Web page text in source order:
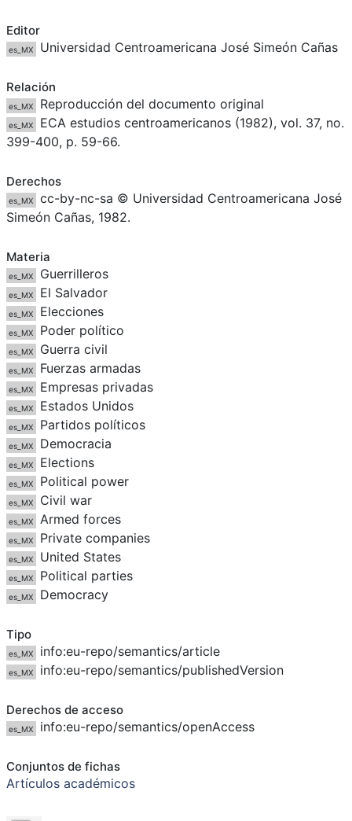
Editor
es_MX Universidad Centroamericana José Simeón Cañas
Relación
es_MX Reproducción del documento original
es_MX
ECA estudios centroamericanos (1982), vol. 37, no.
399-400, p. 59-66.
Derechos
es_MX
cc-by-nc-sa © Universidad Centroamericana José
Simeón Cañas, 1982.
Materia
es_MX Guerrilleros
es_MX El Salvador
es_MX Elecciones
es_MX Poder político
es_MX Guerra civil
es_MX Fuerzas armadas
es_MX Empresas privadas
es_MX Estados Unidos
es_MX Partidos políticos
es_MX Democracia
es_MX Elections
es_MX Political power
es_MX Civil war
es_MX Armed forces
es_MX Private companies
es_MX United States
es_MX Political parties
es_MX Democracy
Tipo
es_MX info:eu-repo/semantics/article
es_MX info:eu-repo/semantics/publishedVersion
Derechos de acceso
es_MX info:eu-repo/semantics/openAccess
Conjuntos de fichas
Artículos académicos